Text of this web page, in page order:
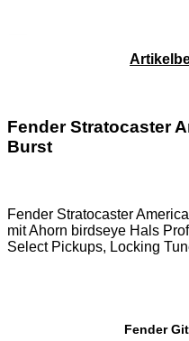
Fender Stratocaster
Burst
Fender Stratocaster
mit Ahorn birdseye Hals
Select Pickups, Locking
Fender